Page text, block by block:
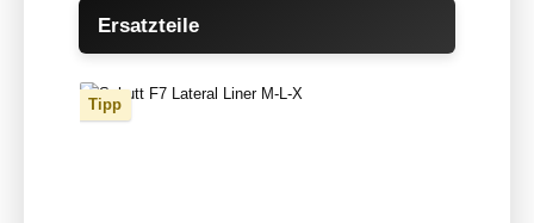
Produktgalerie überspringen
Ersatzteile
Tipp